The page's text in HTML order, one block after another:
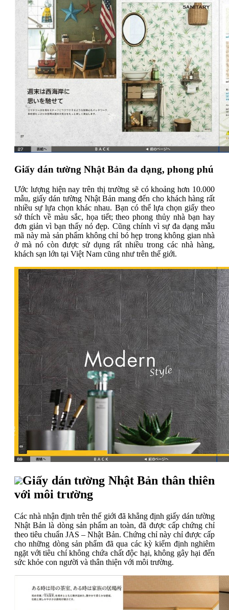
Giấy dán tường Nhật Bản đa dạng, phong phú
Ước lượng hiện nay trên thị trường sẽ có khoảng hơn 10.000
mẫu, giấy dán tường Nhật Bản mang đến cho khách hàng rất
nhiều sự lựa chọn khác nhau. Bạn có thể lựa chọn giấy theo
sở thích về màu sắc, họa tiết; theo phong thủy nhà bạn hay
đơn giản vì bạn thấy nó đẹp. Cũng chính vì sự đa dạng mẫu
mã này mà sản phẩm không chỉ bó hẹp trong không gian nhà
ở mà nó còn được sử dụng rất nhiều trong các nhà hàng,
khách sạn lớn tại Việt Nam cũng như trên thế giới.
Giấy dán tường Nhật Bản thân thiên
với môi trường
Các nhà nhận định trên thế giới đã khẳng định giấy dán tường
Nhật Bản là dòng sản phẩm an toàn, đã được cấp chứng chỉ
theo tiêu chuẩn JAS – Nhật Bản. Chứng chỉ này chỉ được cấp
cho những dòng sản phẩm đã qua các kỳ kiểm định nghiêm
ngặt với tiêu chí không chứa chất độc hại, không gây hại đến
sức khỏe con người và thân thiện với môi trường.